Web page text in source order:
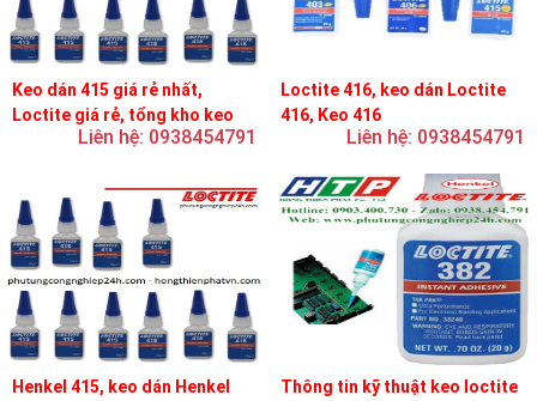
Keo dán 415 giá rẻ nhất,
Loctite giá rẻ, tổng kho keo
Liên hệ: 0938454791
Loctite 416, keo dán Loctite
416, Keo 416
Liên hệ: 0938454791
Henkel 415, keo dán Henkel
Thông tin kỹ thuật keo loctite